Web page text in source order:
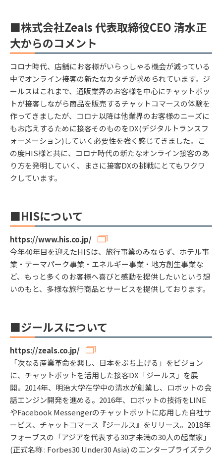
■株式会社Zeals 代表取締役CEO 清水正
大からのコメント
コロナ時代、店舗にお客様がいらっしゃる機会が減っている
中でオンライン接客の新たなカタチが求められています。ジ
ールスはこれまで、通販業界のお客様を中心にチャットボッ
トが接客しながら商品を販売するチャットコマースの体験を
作ってきましたが、コロナ以降は他業界のお客様のニーズに
もお応えするために接客そのものをDX(デジタルトランスフ
ォーメーション)していく必要性を強く感じてきました。こ
の度HIS様と共に、コロナ時代の新たなオンライン接客のあ
り方を発明していく、まさに接客DXの挑戦にとてもワクワ
クしています。
■HISについて
https://www.his.co.jp/
今年40年目を迎えたHISは、旅行事業のみならず、ホテル事
業・テーマパーク事業・エネルギー事業・地方創生事業な
ど、もっと多くのお客様へ喜びと感動を提供したいという想
いのもと、多様な旅行商品とサービスを提供しております。
■ジールスについて
https://zeals.co.jp/
「次なる産業革命を興し、日本をぶち上げる」をビジョン
に、チャットボットを活用した接客DX「ジールス」を展
開。2014年、明治大学在学中の清水が創業し、ロボットの会
話エンジン開発を進める。2016年、ロボットの技術をLINE
やFacebook Messengerのチャットボットに応用した自社サ
ービス、チャットコマース『ジールス』をリリース。2018年
フォーブスの「アジアを代表する30才未満の30人の起業家」
(正式名称 : Forbes30 Under30 Asia) のエンタープライズテク